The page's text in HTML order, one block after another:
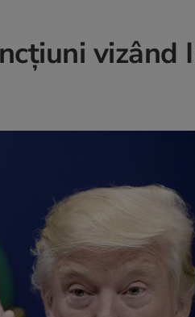
vizând